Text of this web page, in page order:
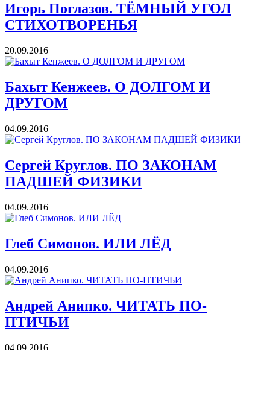
Игорь Поглазов. ТЁМНЫЙ УГОЛ
СТИХОТВОРЕНЬЯ
20.09.2016
Бахыт Кенжеев. О ДОЛГОМ И
ДРУГОМ
04.09.2016
Сергей Круглов. ПО ЗАКОНАМ
ПАДШЕЙ ФИЗИКИ
04.09.2016
Глеб Симонов. ИЛИ ЛЁД
04.09.2016
Андрей Анипко. ЧИТАТЬ ПО-
ПТИЧЬИ
04.09.2016